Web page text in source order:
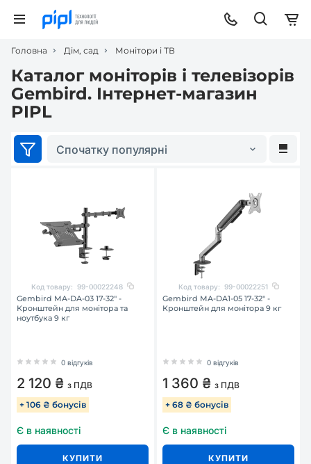
Головна Дім, сад Монітори і ТВ
Каталог моніторів і телевізорів
Gembird. Інтернет-магазин
PIPL
Спочатку популярні
Код товару: 99-00022248
Gembird MA-DA-03 17-32" -
Кронштейн для монітора та
ноутбука 9 кг
0 відгуків
2 120 ₴ з ПДВ
+ 106 ₴ бонусів
Є в наявності
КУПИТИ
Код товару: 99-00022251
Gembird MA-DA1-05 17-32" -
Кронштейн для монітора 9 кг
0 відгуків
1 360 ₴ з ПДВ
+ 68 ₴ бонусів
Є в наявності
КУПИТИ